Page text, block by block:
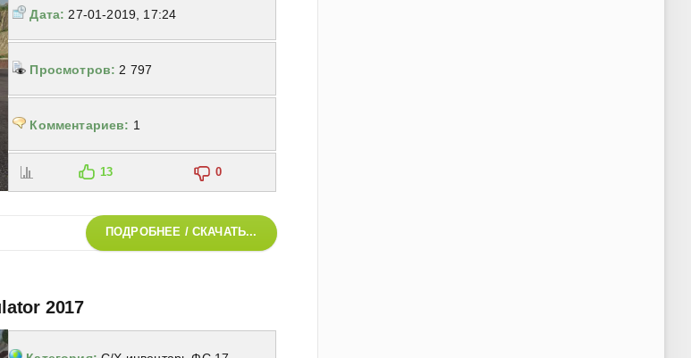
Дата: 27-01-2019, 17:24
Просмотров: 2 797
Комментариев: 1
13 0
ПОДРОБНЕЕ / СКАЧАТЬ...
2017